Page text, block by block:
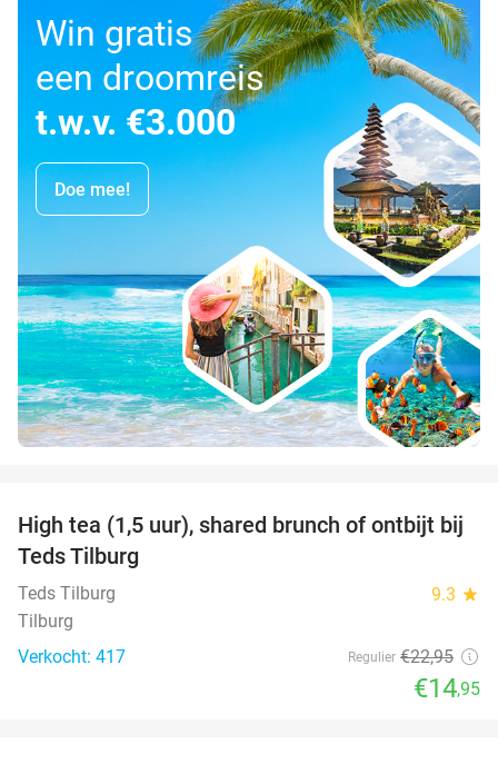
Win gratis
een droomreis
t.w.v. €3.000
Doe mee!
35%
High tea (1,5 uur), shared brunch of ontbijt bij
Teds Tilburg
Teds Tilburg 9.3 star
Tilburg
Verkocht: 417
Regulier €22,95
€14,95